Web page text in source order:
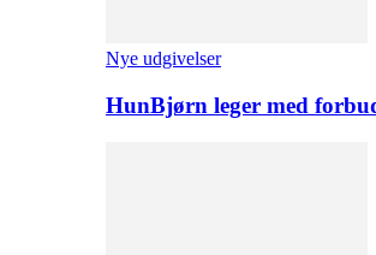
Nye udgivelser
HunBjørn leger med